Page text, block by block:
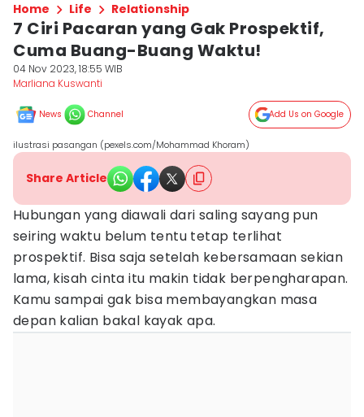
Home Life Relationship
7 Ciri Pacaran yang Gak Prospektif,
Cuma Buang-Buang Waktu!
04 Nov 2023, 18:55 WIB
Marliana Kuswanti
News Channel Add Us on Google
ilustrasi pasangan (pexels.com/Mohammad Khoram)
Share Article
Hubungan yang diawali dari saling sayang pun
seiring waktu belum tentu tetap terlihat
prospektif. Bisa saja setelah kebersamaan sekian
lama, kisah cinta itu makin tidak berpengharapan.
Kamu sampai gak bisa membayangkan masa
depan kalian bakal kayak apa.